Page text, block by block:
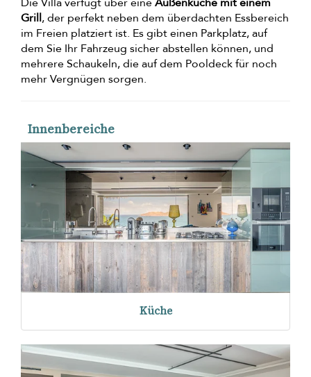
Grill, der perfekt neben dem überdachten Essbereich
im Freien platziert ist. Es gibt einen Parkplatz, auf
dem Sie Ihr Fahrzeug sicher abstellen können, und
mehrere Schaukeln, die auf dem Pooldeck für noch
mehr Vergnügen sorgen.
Innenbereiche
Küche